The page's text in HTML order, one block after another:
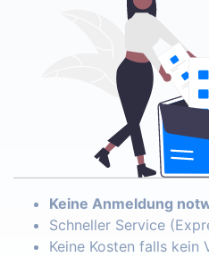
Keine Anmeldung
Schneller Service
Keine Kosten falls kein